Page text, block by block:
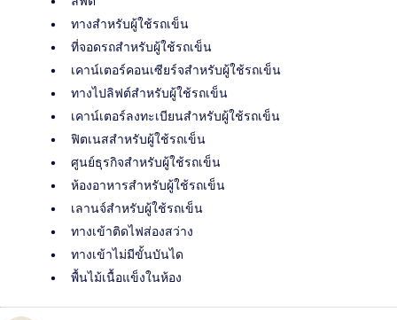
ทางสำหรับผู้ใช้รถเข็น
ที่จอดรถสำหรับผู้ใช้รถเข็น
เคาน์เตอร์คอนเซียร์จสำหรับผู้ใช้รถเข็น
ทางไปลิฟต์สำหรับผู้ใช้รถเข็น
เคาน์เตอร์ลงทะเบียนสำหรับผู้ใช้รถเข็น
ฟิตเนสสำหรับผู้ใช้รถเข็น
ศูนย์ธุรกิจสำหรับผู้ใช้รถเข็น
ห้องอาหารสำหรับผู้ใช้รถเข็น
เลานจ์สำหรับผู้ใช้รถเข็น
ทางเข้าติดไฟส่องสว่าง
ทางเข้าไม่มีขั้นบันได
พื้นไม้เนื้อแข็งในห้อง